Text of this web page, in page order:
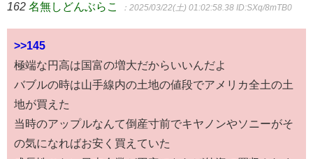
162 名無しどんぶらこ ：2025/03/22(土) 01:02:58.38 ID:SXq/8mTB0
>>145
極端な円高は国富の増大だからいいんだよ
バブルの時は山手線内の土地の値段でアメリカ全土の土
地が買えた
当時のアップルなんて倒産寸前でキヤノンやソニーがそ
の気になればお安く買えていた